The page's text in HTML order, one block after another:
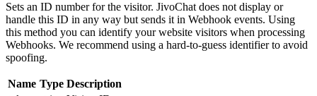
Sets an ID number for the visitor. JivoChat does not display or
handle this ID in any way but sends it in Webhook events. Using
this method you can identify your website visitors when processing
Webhooks. We recommend using a hard-to-guess identifier to avoid
spoofing.
Name Type Description